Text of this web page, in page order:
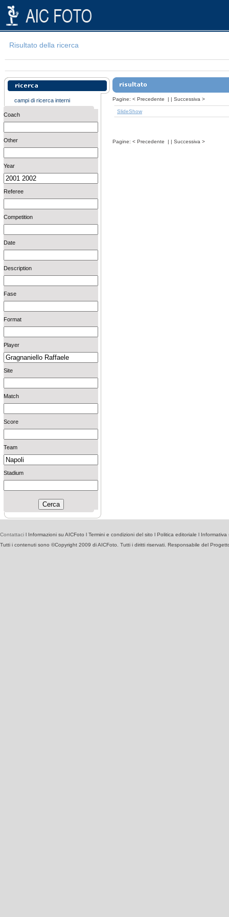
Risultato della ricerca
campi di ricerca interni
Coach
Other
Year
Referee
Competition
Date
Description
Fase
Format
Player
Site
Match
Score
Team
Stadium
Pagine: < Precedente | | Successiva >
SlideShow
Pagine: < Precedente | | Successiva >
Contattaci l Informazioni su AICFoto l Termini e condizioni del sito l Politica editoriale l Informativa
Tutti i contenuti sono ©Copyright 2009 di AICFoto. Tutti i diritti riservati. Responsabile del